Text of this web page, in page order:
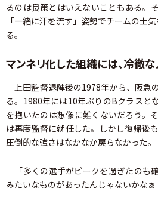
るのは良策とはいえないこともある。
「一緒に汗を流す」姿勢でチームの士
る。
マンネリ化した組織には、冷徹
上田監督退陣後の1978年から、阪急
る。1980年には10年ぶりのBクラスと
を抱いたのは想像に難くないだろう。
は再度監督に就任した。しかし復帰後
圧倒的な強さはなかなか戻らなかった。
「多くの選手がピークを過ぎたのも
みたいなものがあったんじゃないかなぁ